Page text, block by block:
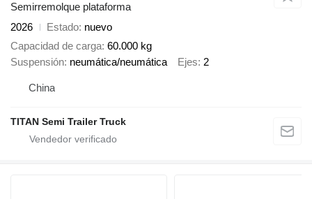
Semirremolque plataforma
2026
Estado nuevo
Capacidad de carga 60.000 kg
Suspensión neumática/neumática Ejes 2
China
TITAN Semi Trailer Truck